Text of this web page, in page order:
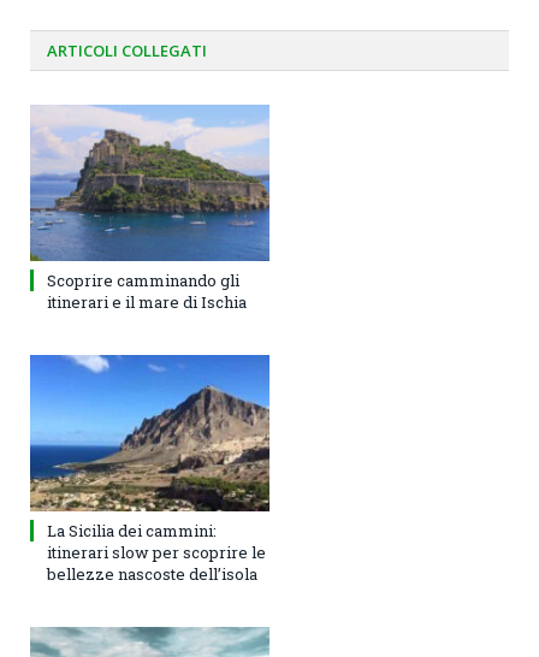
ARTICOLI COLLEGATI
Scoprire camminando gli
itinerari e il mare di Ischia
La Sicilia dei cammini:
itinerari slow per scoprire le
bellezze nascoste dell’isola